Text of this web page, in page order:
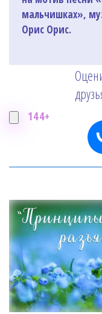
мальчишках»,
Орис Орис.
144+